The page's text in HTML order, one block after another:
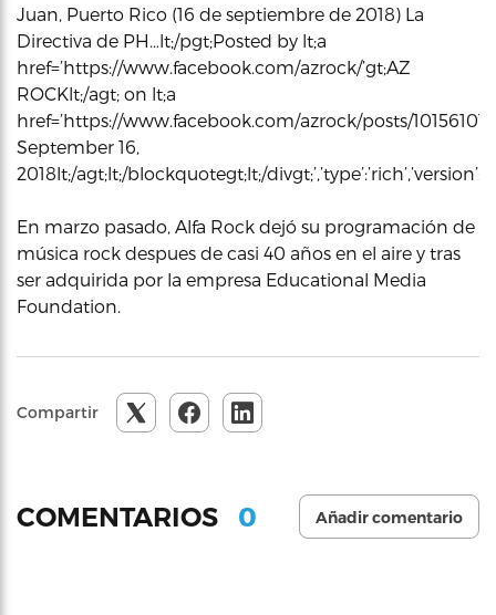
Juan, Puerto Rico (16 de septiembre de 2018) La
Directiva de PH…lt;/pgt;Posted by lt;a
href=’https://www.facebook.com/azrock/’gt;AZ
ROCKlt;/agt; on lt;a
href=’https://www.facebook.com/azrock/posts/
September 16,
2018lt;/agt;lt;/blockquotegt;lt;/
En marzo pasado, Alfa Rock dejó su programación de
música rock despues de casi 40 años en el aire y tras
ser adquirida por la empresa Educational Media
Foundation.
Compartir
COMENTARIOS 0 Añadir comentario